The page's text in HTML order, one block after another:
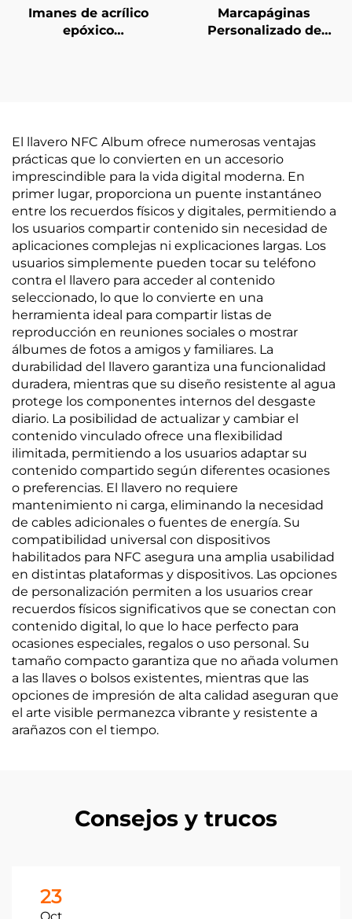
Imanes de acrílico
epóxico
Marcapáginas
Personalizado de
El llavero NFC Album ofrece numerosas ventajas
prácticas que lo convierten en un accesorio
imprescindible para la vida digital moderna. En
primer lugar, proporciona un puente instantáneo
entre los recuerdos físicos y digitales, permitiendo a
los usuarios compartir contenido sin necesidad de
aplicaciones complejas ni explicaciones largas. Los
usuarios simplemente pueden tocar su teléfono
contra el llavero para acceder al contenido
seleccionado, lo que lo convierte en una
herramienta ideal para compartir listas de
reproducción en reuniones sociales o mostrar
álbumes de fotos a amigos y familiares. La
durabilidad del llavero garantiza una funcionalidad
duradera, mientras que su diseño resistente al agua
protege los componentes internos del desgaste
diario. La posibilidad de actualizar y cambiar el
contenido vinculado ofrece una flexibilidad
ilimitada, permitiendo a los usuarios adaptar su
contenido compartido según diferentes ocasiones
o preferencias. El llavero no requiere
mantenimiento ni carga, eliminando la necesidad
de cables adicionales o fuentes de energía. Su
compatibilidad universal con dispositivos
habilitados para NFC asegura una amplia usabilidad
en distintas plataformas y dispositivos. Las opciones
de personalización permiten a los usuarios crear
recuerdos físicos significativos que se conectan con
contenido digital, lo que lo hace perfecto para
ocasiones especiales, regalos o uso personal. Su
tamaño compacto garantiza que no añada volumen
a las llaves o bolsos existentes, mientras que las
opciones de impresión de alta calidad aseguran que
el arte visible permanezca vibrante y resistente a
arañazos con el tiempo.
Consejos y trucos
23